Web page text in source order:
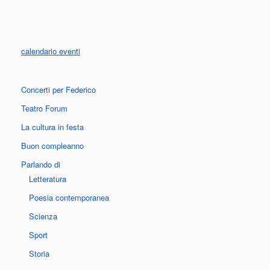
calendario eventi
Concerti per Federico
Teatro Forum
La cultura in festa
Buon compleanno
Parlando di
Letteratura
Poesia contemporanea
Scienza
Sport
Storia